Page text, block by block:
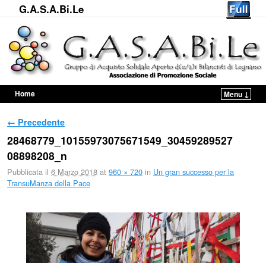
G.A.S.A.Bi.Le
Home
Menu ↓
Navigazione immagini
← Precedente
28468779_10155973075671549_30459289527
08898208_n
Pubblicata il 6 Marzo 2018 at 960 × 720 in Un gran successo per la
TransuManza della Pace